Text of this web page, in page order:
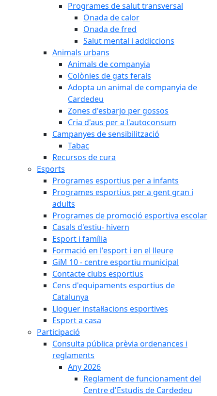
Programes de salut transversal
Onada de calor
Onada de fred
Salut mental i addiccions
Animals urbans
Animals de companyia
Colònies de gats ferals
Adopta un animal de companyia de
Cardedeu
Zones d'esbarjo per gossos
Cria d'aus per a l'autoconsum
Campanyes de sensibilització
Tabac
Recursos de cura
Esports
Programes esportius per a infants
Programes esportius per a gent gran i
adults
Programes de promoció esportiva escolar
Casals d'estiu- hivern
Esport i família
Formació en l'esport i en el lleure
GiM 10 - centre esportiu municipal
Contacte clubs esportius
Cens d'equipaments esportius de
Catalunya
Lloguer instal·lacions esportives
Esport a casa
Participació
Consulta pública prèvia ordenances i
reglaments
Any 2026
Reglament de funcionament del
Centre d'Estudis de Cardedeu